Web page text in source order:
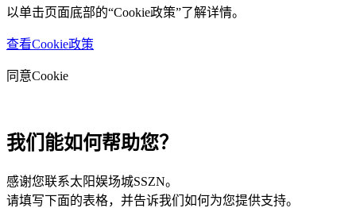
以单击页面底部的“Cookie政策”了解详情。
查看Cookie政策
同意Cookie
我们能如何帮助您？
感谢您联系太阳娱场城SSZN。
请填写下面的表格，并告诉我们如何为您提供支持。